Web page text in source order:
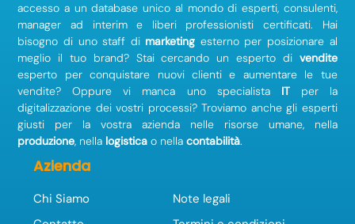
accesso a un database unico al mondo di esperti, consulenti,
manager ad interim e liberi professionisti certificati. Hai
bisogno di uno staff di marketing esterno per posizionare al
meglio il tuo brand? Stai cercando un esperto di vendite
esperto per conquistare nuovi clienti e aumentare le tue
vendite? Oppure vi manca uno specialista ITper la
digitalizzazione dei vostri processi? Troviamo anche gli esperti
giusti per la vostra azienda nelle risorse umane, nella
produzione, nella logistica o nellacontabilità.
Azienda
Chi Siamo
Note legali